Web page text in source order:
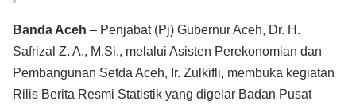
Banda Aceh – Penjabat (Pj) Gubernur Aceh, Dr. H.
Safrizal Z. A., M.Si., melalui Asisten Perekonomian dan
Pembangunan Setda Aceh, Ir. Zulkifli, membuka kegiatan
Rilis Berita Resmi Statistik yang digelar Badan Pusat